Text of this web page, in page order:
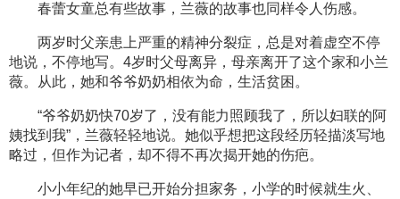
春蕾女童总有些故事，兰薇的故事也同样令人伤感。
两岁时父亲患上严重的精神分裂症，总是对着虚空不停
地说，不停地写。4岁时父母离异，母亲离开了这个家和小兰
薇。从此，她和爷爷奶奶相依为命，生活贫困。
“爷爷奶奶快70岁了，没有能力照顾我了，所以妇联的阿
姨找到我”，兰薇轻轻地说。她似乎想把这段经历轻描淡写地
略过，但作为记者，却不得不再次揭开她的伤疤。
小小年纪的她早已开始分担家务，小学的时候就生火、